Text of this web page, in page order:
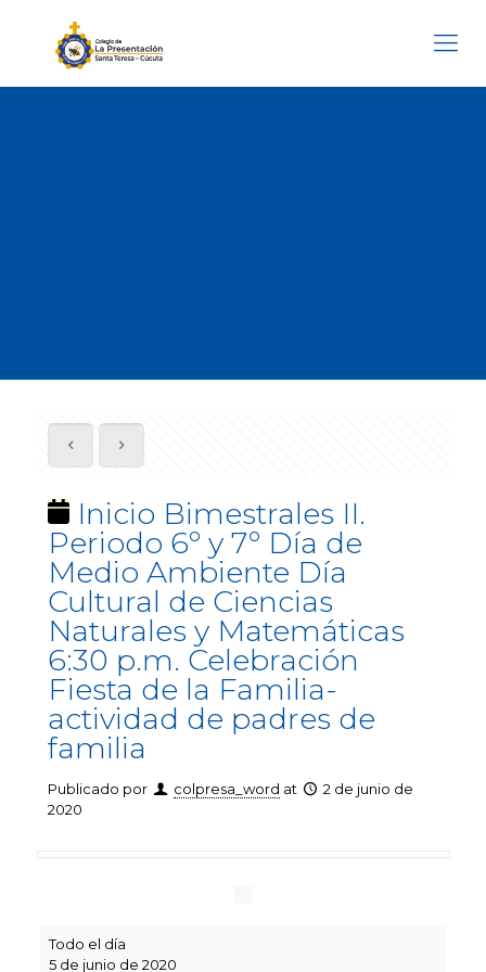
Inicio Bimestrales II.
Periodo 6º y 7º Día de
Medio Ambiente Día
Cultural de Ciencias
Naturales y Matemáticas
6:30 p.m. Celebración
Fiesta de la Familia-
actividad de padres de
familia
Publicado por colpresa_word at
2 de junio de
2020
Bimestrales
Todo el día
5 de junio de 2020